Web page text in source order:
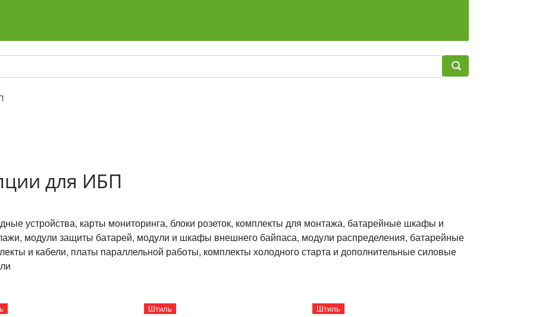
для ИБП
устройства, карты мониторинга, блоки розеток, комплекты для монтажа, батарейные шкафы и
модули защиты батарей, модули и шкафы внешнего байпаса, модули распределения, батарейные
и кабели, платы параллельной работы, комплекты холодного старта и дополнительные силовые
Штиль Штиль